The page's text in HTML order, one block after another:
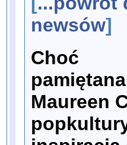
newsów]
Choć
Maureen